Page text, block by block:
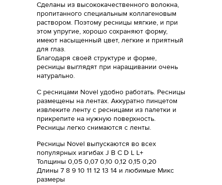
Сделаны из высококачественного волокна,
пропитанного специальным коллагеновым
раствором. Поэтому ресницы мягкие, и при
этом упругие, хорошо сохраняют форму,
имеют насыщенный цвет, легкие и приятный
для глаз.
Благодаря своей структуре и форме,
ресницы выглядят при наращивании очень
натурально.
С ресницами Novel удобно работать. Ресницы
размещены на лентах. Аккуратно пинцетом
извлеките ленту с ресницами из палетки и
прикрепите на нужную поверхность.
Ресницы легко снимаются с ленты.
Ресницы Novel выпускаются во всех
популярных изгибах J B C D L L+
Толщины 0,05 0,07 0,10 0,12 0,15 0,20
Длины 7 8 9 10 11 12 13 14 и любимые Микс
размеры